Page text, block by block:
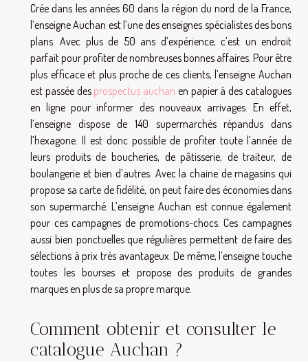
Crée dans les années 60 dans la région du nord de la France,
l’enseigne Auchan est l’une des enseignes spécialistes des bons
plans. Avec plus de 50 ans d’expérience, c’est un endroit
parfait pour profiter de nombreuses bonnes affaires. Pour être
plus efficace et plus proche de ces clients, l’enseigne Auchan
est passée des prospectus auchan en papier à des catalogues
en ligne pour informer des nouveaux arrivages. En effet,
l’enseigne dispose de 140 supermarchés répandus dans
l’hexagone. Il est donc possible de profiter toute l’année de
leurs produits de boucheries, de pâtisserie, de traiteur, de
boulangerie et bien d’autres. Avec la chaine de magasins qui
propose sa carte de fidélité, on peut faire des économies dans
son supermarché. L’enseigne Auchan est connue également
pour ces campagnes de promotions-chocs. Ces campagnes
aussi bien ponctuelles que régulières permettent de faire des
sélections à prix très avantageux. De même, l’enseigne touche
toutes les bourses et propose des produits de grandes
marques en plus de sa propre marque.
Comment obtenir et consulter le
catalogue Auchan ?